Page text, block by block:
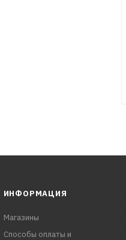
ИНФОРМАЦИЯ
Магазины
Способы оплаты и